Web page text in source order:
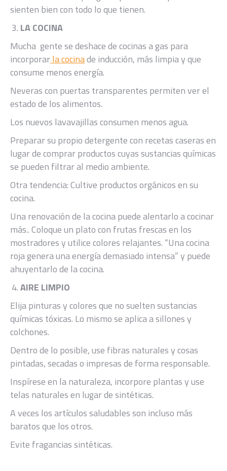
sienten bien con todo lo que tienen.
LA COCINA
Mucha gente se deshace de cocinas a gas para
incorporarla cocinade inducción, más limpia y que
consume menos energía.
Neveras con puertas transparentes permiten ver el
estado de los alimentos.
Los nuevos lavavajillas consumen menos agua.
Preparar su propio detergente con recetas caseras en
lugar de comprar productos cuyas sustancias químicas
se pueden filtrar al medio ambiente.
Otra tendencia: Cultive productos orgánicos en su
cocina.
Una renovación de la cocina puede alentarlo a cocinar
más.. Coloque un plato con frutas frescas en los
mostradores y utilice colores relajantes. “Una cocina
roja genera una energía demasiado intensa” y puede
ahuyentarlo de la cocina.
AIRE LIMPIO
Elija pinturas y colores que no suelten sustancias
químicas tóxicas. Lo mismo se aplica a sillones y
colchones.
Dentro de lo posible, use fibras naturales y cosas
pintadas, secadas o impresas de forma responsable.
Inspírese en la naturaleza, incorpore plantas y use
telas naturales en lugar de sintéticas.
A veces los artículos saludables son incluso más
baratos que los otros.
Evite fragancias sintéticas.